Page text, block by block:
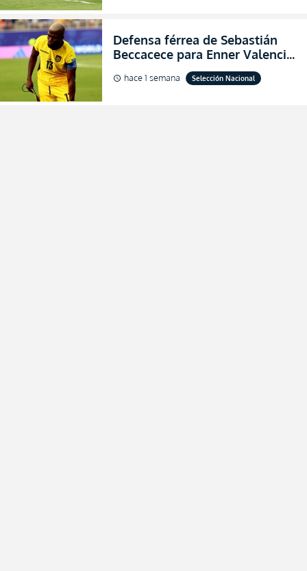
Defensa férrea de Sebastián
Beccacece para Enner Valencia
al indicar que era el hombre
indicado para Ecuador
schedule hace 1 semana Selección Nacional